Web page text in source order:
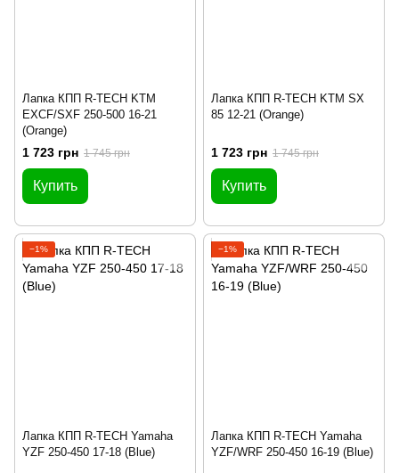
Лапка КПП R-TECH KTM
EXCF/SXF 250-500 16-21
(Orange)
1 723 грн 1 745 грн
Купить
Лапка КПП R-TECH KTM SX
85 12-21 (Orange)
1 723 грн 1 745 грн
Купить
−1%
Лапка КПП R-TECH Yamaha
YZF 250-450 17-18 (Blue)
−1%
Лапка КПП R-TECH Yamaha
YZF/WRF 250-450 16-19 (Blue)